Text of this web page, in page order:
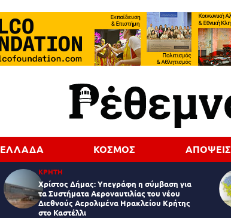
ΕΛΛΑΔΑ ΚΟΣΜΟΣ ΑΠΟΨΕΙΣ
ΚΡΗΤΗ
Χρίστος Δήμας: Υπεγράφη η σύμβαση για
τα Συστήματα Αεροναυτιλίας του νέου
Διεθνούς Αερολιμένα Ηρακλείου Κρήτης
στο Καστέλλι